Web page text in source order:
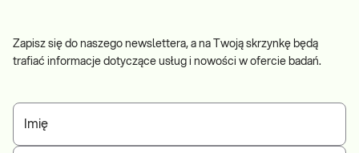
Zapisz się do naszego newslettera, a na Twoją skrzynkę będą
trafiać informacje dotyczące usług i nowości w ofercie badań.
Imię